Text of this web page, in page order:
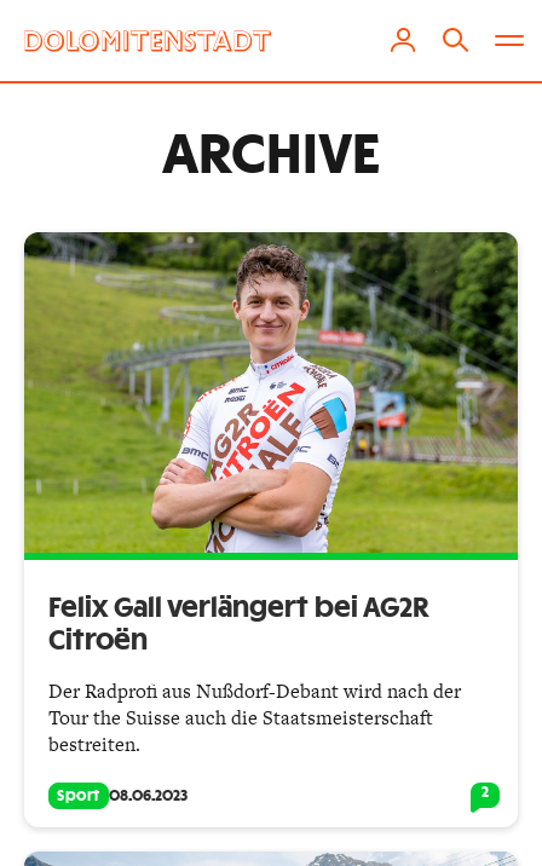
ARCHIVE
Felix Gall verlängert bei AG2R
Citroën
Der Radprofi aus Nußdorf-Debant wird nach der
Tour the Suisse auch die Staatsmeisterschaft
bestreiten.
Sport 08.06.2023 2